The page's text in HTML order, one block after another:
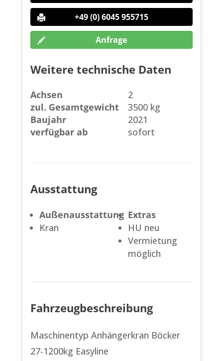
+49 (0) 6045 955715
Anfrage
Weitere technische Daten
Achsen
2
zul. Gesamtgewicht
3500 kg
Baujahr
2021
verfügbar ab
sofort
Ausstattung
Außenausstattung
Kran
Extras
HU neu
Vermietung
möglich
Fahrzeugbeschreibung
Maschinentyp Anhängerkran Böcker
27-1200kg Easyline